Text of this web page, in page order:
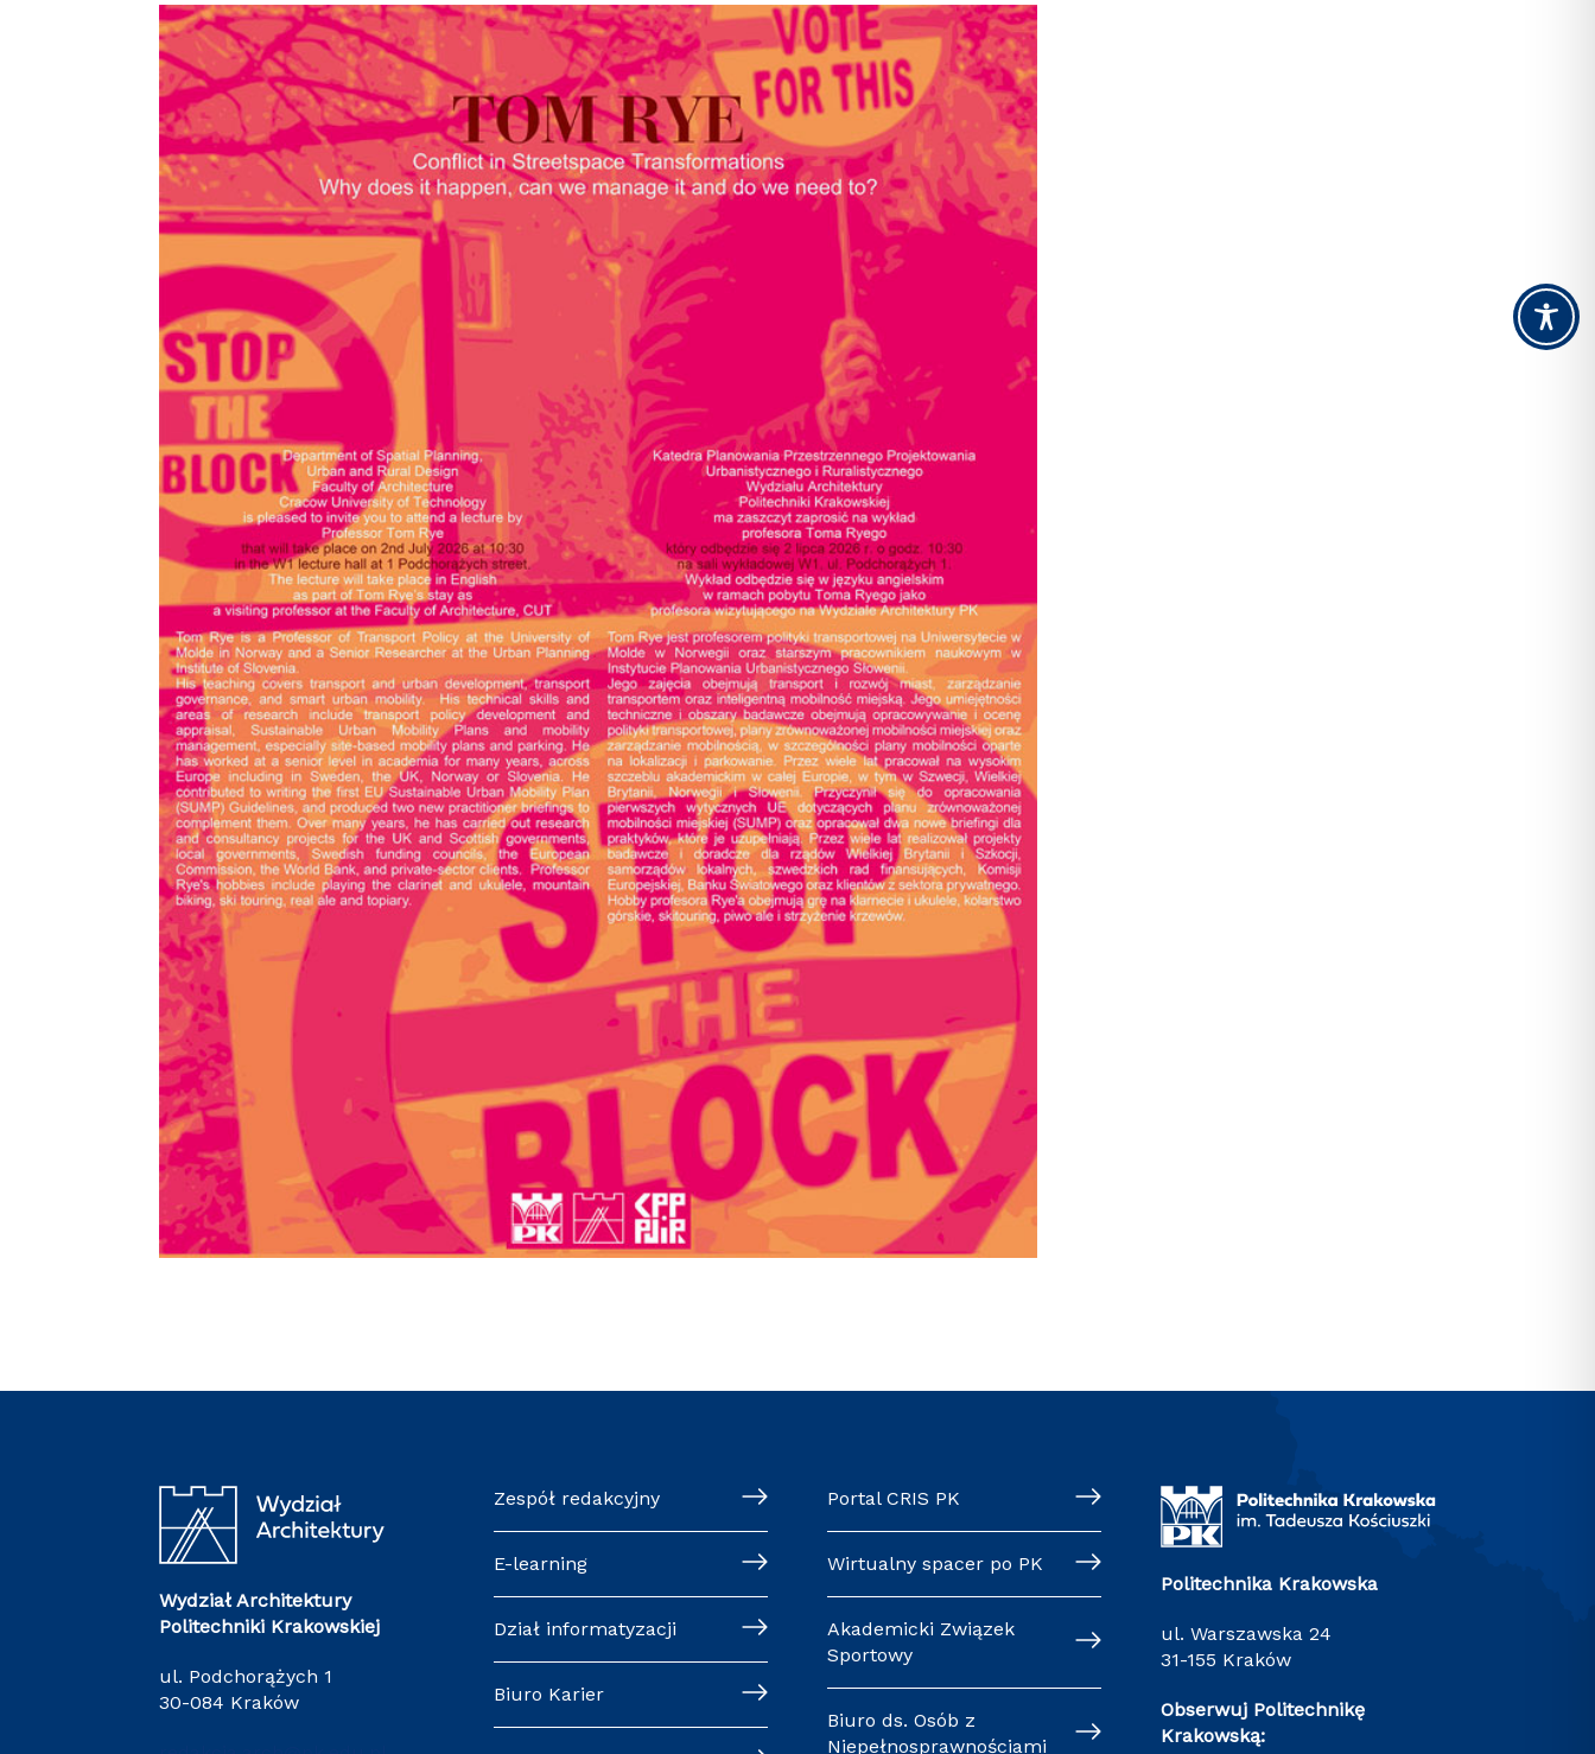
Wydział Architektury
Politechniki Krakowskiej
ul. Podchorążych 1
30-084 Kraków
Zespół redakcyjny
E-learning
Dział informatyzacji
Biuro Karier
Portal CRIS PK
Wirtualny spacer po PK
Akademicki Związek
Sportowy
Biuro ds. Osób z
Niepełnosprawnościami
Politechnika Krakowska
ul. Warszawska 24
31-155 Kraków
Obserwuj Politechnikę
Krakowską: